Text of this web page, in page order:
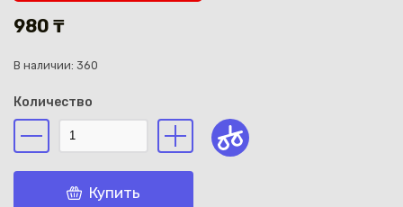
980 ₸
В наличии: 360
Количество
Купить